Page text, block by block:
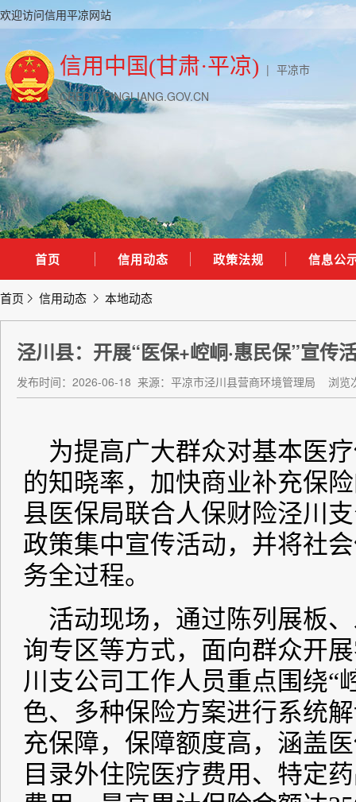
欢迎访问信用平凉网站
信用中国(甘肃·平凉) | 平凉市
CREDIT.PINGLIANG.GOV.CN
首页 信用动态 政策法规 信息公
首页 信用动态 本地动态
泾川县：开展“医保+崆峒·惠民保”宣传
发布时间：2026-06-18 来源：平凉市泾川县营商环境管理局 浏览